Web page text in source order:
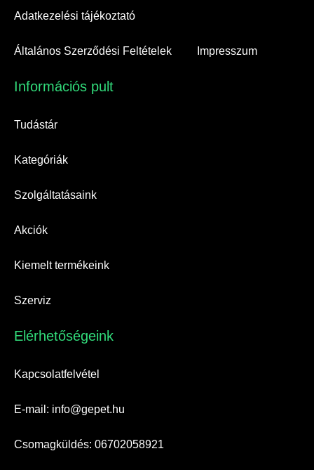
Adatkezelési tájékoztató
Általános Szerződési Feltételek Impresszum
Információs pult​
Tudástár
Kategóriák
Szolgáltatásaink
Akciók
Kiemelt termékeink
Szerviz
Elérhetőségeink​
Kapcsolatfelvétel
E-mail: info@gepet.hu
Csomagküldés: 06702058921